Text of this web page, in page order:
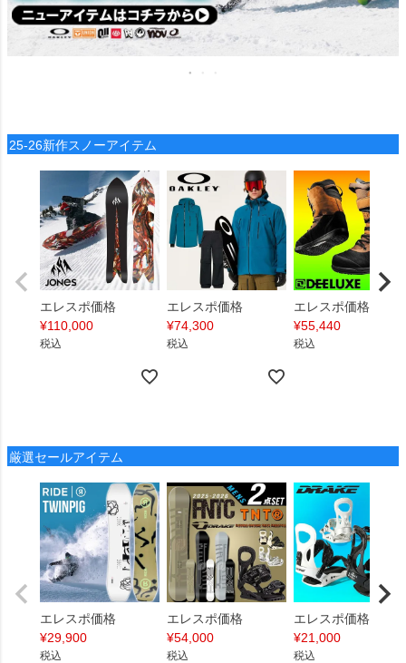
25-26新作スノーアイテム
エレスポ価格
¥110,000
税込
エレスポ価格
¥74,300
税込
エレスポ価格
¥55,440
税込
厳選セールアイテム
エレスポ価格
¥29,900
税込
エレスポ価格
¥54,000
税込
エレスポ価格
¥21,000
税込